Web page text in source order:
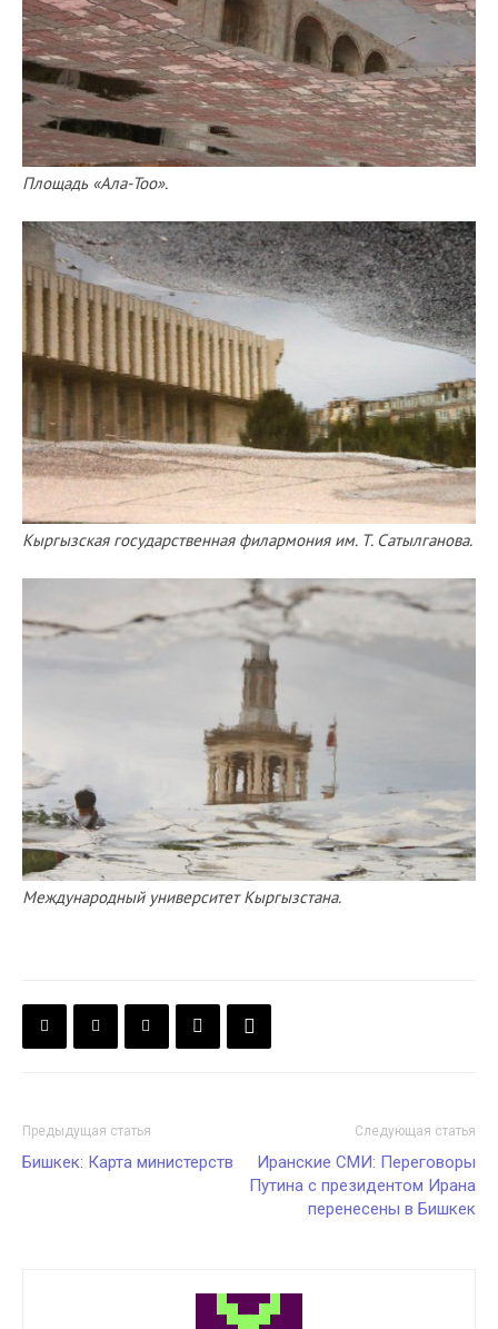
Площадь «Ала-Тоо».
Кыргызская государственная филармония им. Т. Сатылганова.
Международный университет Кыргызстана.
Предыдущая статья
Бишкек: Карта министерств
Следующая статья
Иранские СМИ: Переговоры
Путина с президентом Ирана
перенесены в Бишкек